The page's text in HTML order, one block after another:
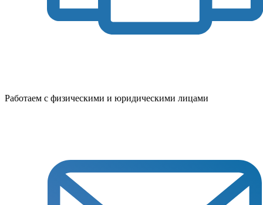
Работаем с физическими и юридическими лицами